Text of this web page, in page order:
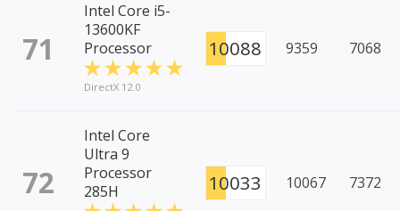
71
Intel Core i5-
13600KF
Processor
DirectX 12.0
10088 9359 7068
72
Intel Core
Ultra 9
Processor
285H
10033 10067 7372